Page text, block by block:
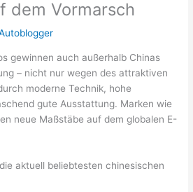
dem Vormarsch
gewinnen auch außerhalb Chinas
– nicht nur wegen des attraktiven
moderne Technik, hohe
gute Ausstattung. Marken wie
neue Maßstäbe auf dem globalen E-
aktuell beliebtesten chinesischen